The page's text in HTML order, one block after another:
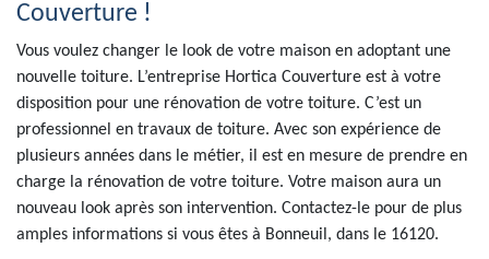
Couverture !
Vous voulez changer le look de votre maison en adoptant une
nouvelle toiture. L’entreprise Hortica Couverture est à votre
disposition pour une rénovation de votre toiture. C’est un
professionnel en travaux de toiture. Avec son expérience de
plusieurs années dans le métier, il est en mesure de prendre en
charge la rénovation de votre toiture. Votre maison aura un
nouveau look après son intervention. Contactez-le pour de plus
amples informations si vous êtes à Bonneuil, dans le 16120.